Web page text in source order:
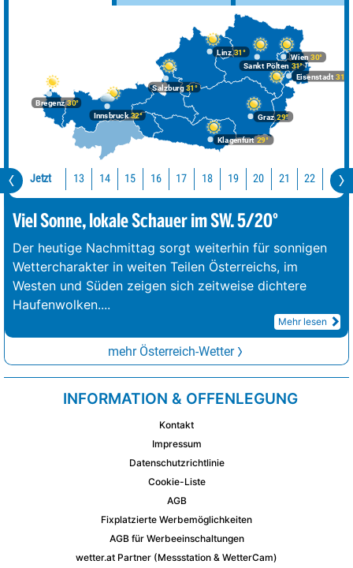
Bregenz30°
Graz29°
Innsbruck32°
Klagenfurt 29°
Linz31°
Salzburg31°
Wien 30°
Eisenstadt 31°
Sankt Pölten 31°
Jetzt 13 14 15 16 17 18 19 20 21 22 23
Viel Sonne, lokale Schauer im SW. 5/20°
Der heutige Nachmittag sorgt weiterhin für sonnigen
Wettercharakter in weiten Teilen Österreichs, im
Westen und Süden zeigen sich zeitweise dichtere
Haufenwolken....
Mehr lesen
mehr Österreich-Wetter
INFORMATION & OFFENLEGUNG
Kontakt
Impressum
Datenschutzrichtlinie
Cookie-Liste
AGB
Fixplatzierte Werbemöglichkeiten
AGB für Werbeeinschaltungen
wetter.at Partner (Messstation & WetterCam)